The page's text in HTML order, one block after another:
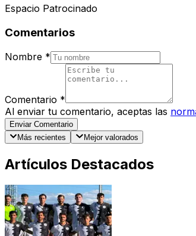
Espacio Patrocinado
Comentarios
Nombre *
Comentario *
Al enviar tu comentario, aceptas las
Enviar Comentario
Más recientes
Mejor valorados
Artículos Destacados